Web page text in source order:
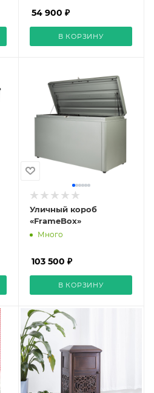
54 900 ₽
В КОРЗИНУ
Уличный короб
«FrameBox»
Много
103 500 ₽
В КОРЗИНУ